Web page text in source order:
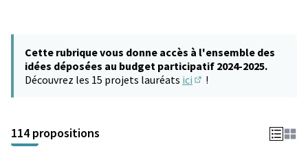
Cette rubrique vous donne accès à l'ensemble des
idées déposées au budget participatif 2024-2025.
Découvrez les 15 projets lauréats ici !
114 propositions